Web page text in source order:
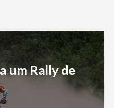
um Rally de